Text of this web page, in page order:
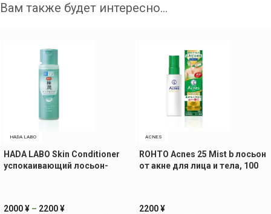
Вам также будет интересно…
HADA LABO
HADA LABO Skin Conditioner
успокаивающий лосьон-
2000¥ – 2200¥
ACNES
ROHTO Acnes 25 Mist b лосьон
от акне для лица и тела, 100
2200¥